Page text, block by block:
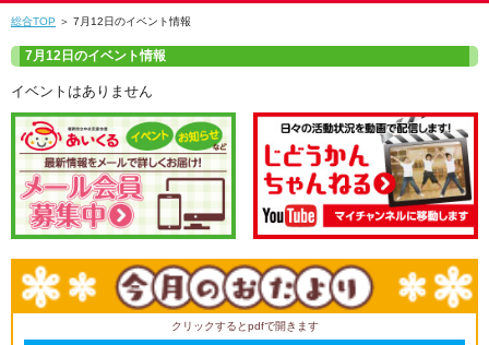
総合TOP ＞ 7月12日のイベント情報
7月12日のイベント情報
イベントはありません
クリックするとpdfで開きます